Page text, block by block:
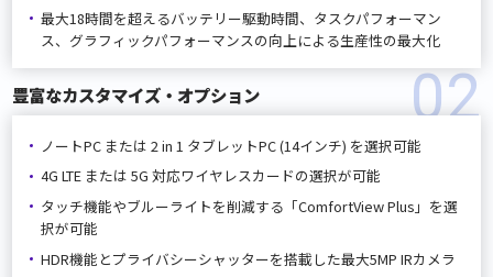
最大18時間を超えるバッテリー駆動時間、 タスクパフォーマン
ス、グラフィックパフォーマンスの向上による生産性の最大化
豊富なカスタマイズ・オプション 02
ノートPC または 2 in 1 タブレットPC (14インチ) を選択可能
4G LTE または 5G 対応ワイヤレスカードの選択が可能
タッチ機能やブルーライトを削減する「ComfortView Plus」を選
択が可能
HDR機能とプライバシーシャッターを搭載した最大5MP IRカメラ